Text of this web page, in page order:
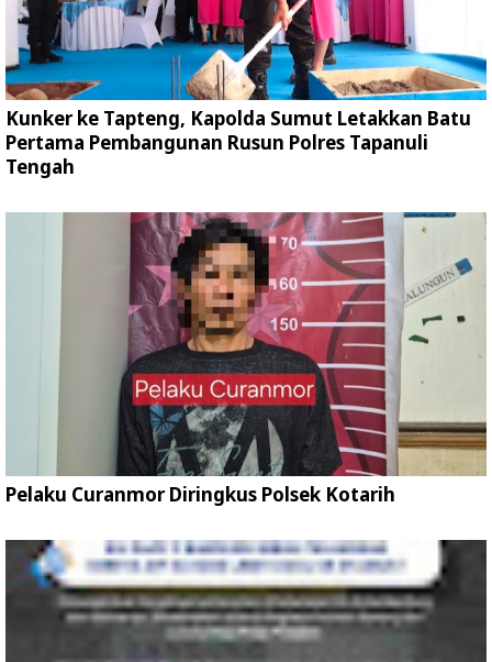
Kunker ke Tapteng, Kapolda Sumut Letakkan Batu
Pertama Pembangunan Rusun Polres Tapanuli
Tengah
Pelaku Curanmor Diringkus Polsek Kotarih